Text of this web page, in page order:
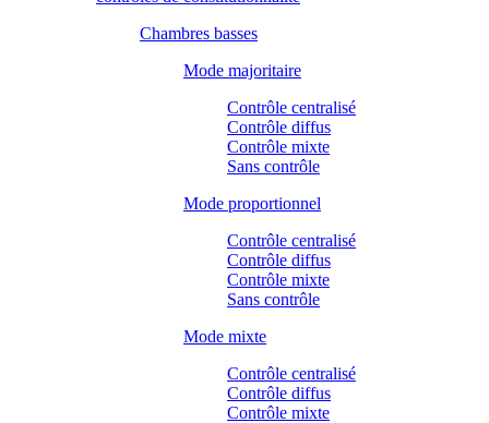
Chambres basses
Mode majoritaire
Contrôle centralisé
Contrôle diffus
Contrôle mixte
Sans contrôle
Mode proportionnel
Contrôle centralisé
Contrôle diffus
Contrôle mixte
Sans contrôle
Mode mixte
Contrôle centralisé
Contrôle diffus
Contrôle mixte